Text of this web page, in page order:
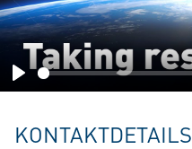
Play
KONTAKTDETAILS